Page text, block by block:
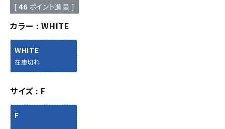
[ 46 ポイント進呈 ]
カラー WHITE
WHITE
在庫切れ
サイズ F
F